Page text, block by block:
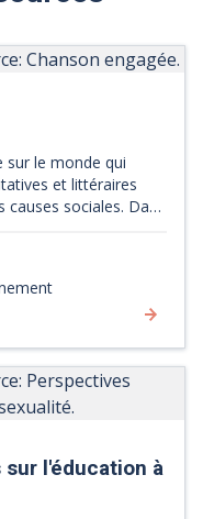
sur le monde qui
et littéraires
sociales. Dans
moyen de défendre
chansons portant sur
qui sera
l'éducation à